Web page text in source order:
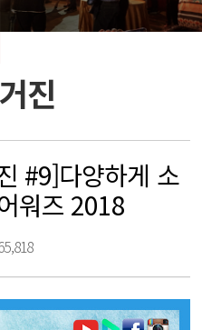
진
#9]다양하게 소
워즈 2018